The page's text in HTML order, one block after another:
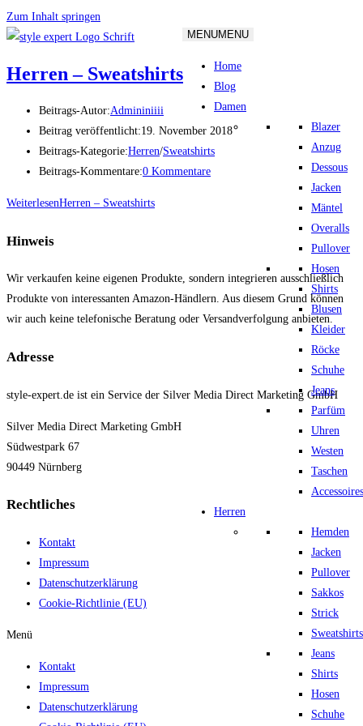
Zum Inhalt springen
MENUMENU
Home
Blog
Damen
Blazer
Anzug
Dessous
Jacken
Mäntel
Overalls
Pullover
Hosen
Shirts
Blusen
Kleider
Röcke
Schuhe
Jeans
Parfüm
Uhren
Westen
Taschen
Accessoires
Herren
Hemden
Jacken
Pullover
Sakkos
Strick
Sweatshirts
Jeans
Shirts
Hosen
Schuhe
Herren – Sweatshirts
Beitrags-Autor:Admininiiii
Beitrag veröffentlicht:19. November 2018
Beitrags-Kategorie:Herren/Sweatshirts
Beitrags-Kommentare:0 Kommentare
WeiterlesenHerren – Sweatshirts
Hinweis
Wir verkaufen keine eigenen Produkte, sondern integrieren ausschließlich
Produkte von interessanten Amazon-Händlern. Aus diesem Grund können
wir auch keine telefonische Beratung oder Versandverfolgung anbieten.
Adresse
style-expert.de ist ein Service der Silver Media Direct Marketing GmbH
Silver Media Direct Marketing GmbH
Südwestpark 67
90449 Nürnberg
Rechtliches
Kontakt
Impressum
Datenschutzerklärung
Cookie-Richtlinie (EU)
Menü
Kontakt
Impressum
Datenschutzerklärung